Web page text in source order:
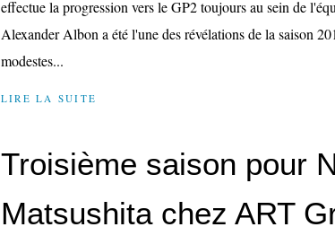
effectue la progression vers le GP2 toujours au sein de
Alexander Albon a été l'une des révélations de la saison
modestes...
LIRE LA SUITE
Troisième saison pour
Matsushita chez ART